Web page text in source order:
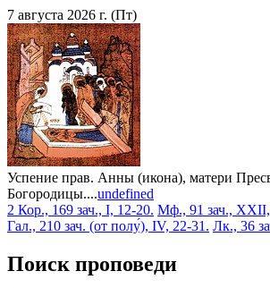
7 августа 2026 г. (Пт)
Успение прав. Анны (икона), матери
Богородицы....undefined
2 Кор., 169 зач., I, 12-20. Мф., 91 зач., XXII,
Гал., 210 зач. (от полу́), IV, 22-31. Лк., 36
Поиск проповеди